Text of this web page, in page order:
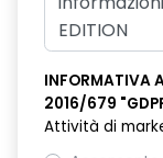
INFORMATIVA
2016/679
Attività di